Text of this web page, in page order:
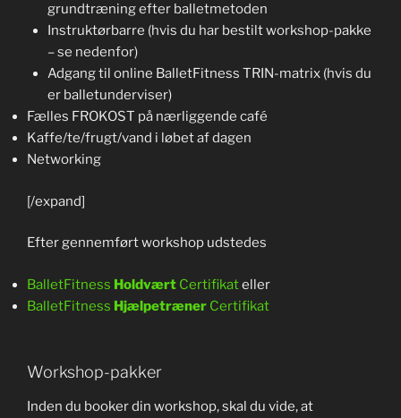
grundtræning efter balletmetoden
Instruktørbarre (hvis du har bestilt workshop-pakke
– se nedenfor)
Adgang til online BalletFitness TRIN-matrix (hvis du
er balletunderviser)
Fælles FROKOST på nærliggende café
Kaffe/te/frugt/vand i løbet af dagen
Networking
[/expand]
Efter gennemført workshop udstedes
BalletFitness Holdvært Certifikateller
BalletFitness Hjælpetræner Certifikat
Workshop-pakker
Inden du booker din workshop, skal du vide, at